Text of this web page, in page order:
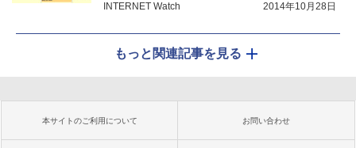
INTERNET Watch 2014年10月28日
もっと関連記事を見る
本サイトのご利用について お問い合わせ